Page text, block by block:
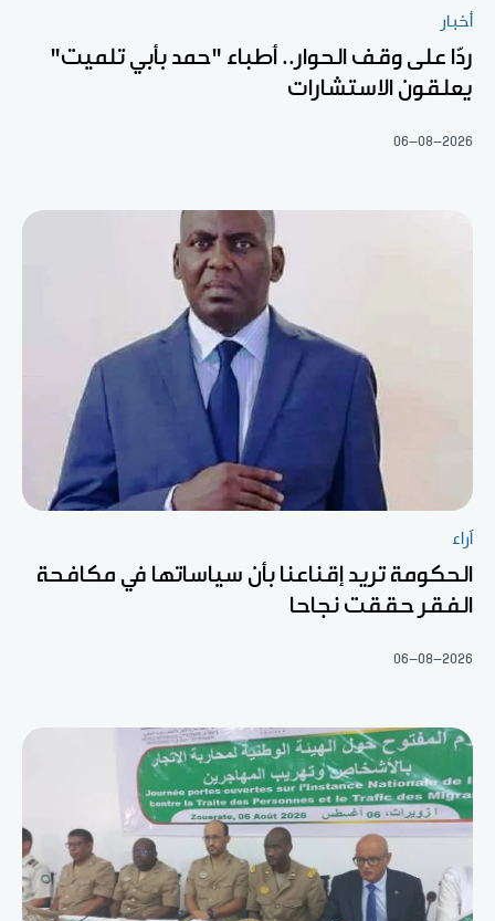
أخبار
ردّا على وقف الحوار.. أطباء "حمد بأبي تلميت"
يعلقون الاستشارات
06-08-2026
آراء
الحكومة تريد إقناعنا بأن سياساتها في مكافحة
الفقر حققت نجاحا
06-08-2026